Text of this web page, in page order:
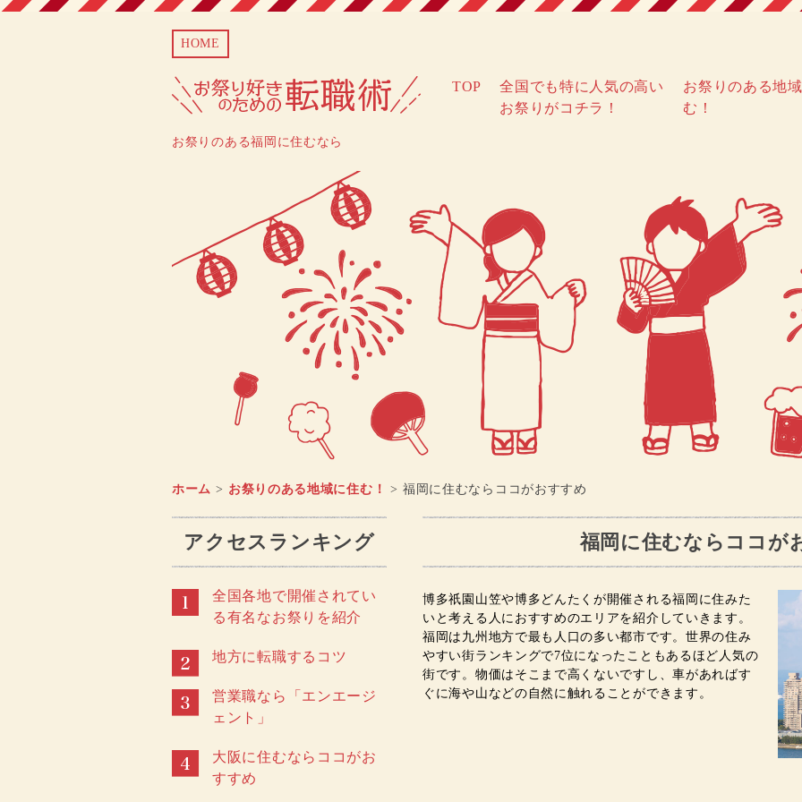
HOME
TOP
全国でも特に人気の高い
お祭りがコチラ！
お祭りのある地
む！
お祭りのある福岡に住むなら
ホーム > お祭りのある地域に住む！ > 福岡に住むならココがおすすめ
福岡に住むならココが
博多祇園山笠や博多どんたくが開催される福岡に住みた
いと考える人におすすめのエリアを紹介していきます。
福岡は九州地方で最も人口の多い都市です。世界の住み
やすい街ランキングで7位になったこともあるほど人気の
街です。物価はそこまで高くないですし、車があればす
ぐに海や山などの自然に触れることができます。
アクセスランキング
全国各地で開催されてい
る有名なお祭りを紹介
地方に転職するコツ
営業職なら「エンエージ
ェント」
大阪に住むならココがお
すすめ